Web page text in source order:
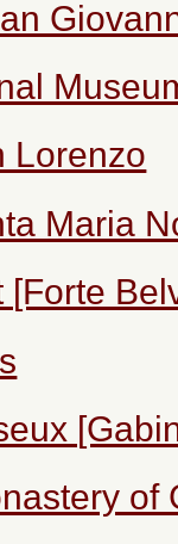
Lorenzo
Maria
[Forte
of